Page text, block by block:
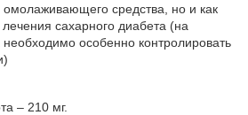
средства, но и как
сахарного диабета (на
особенно контролировать
– 210 мг.